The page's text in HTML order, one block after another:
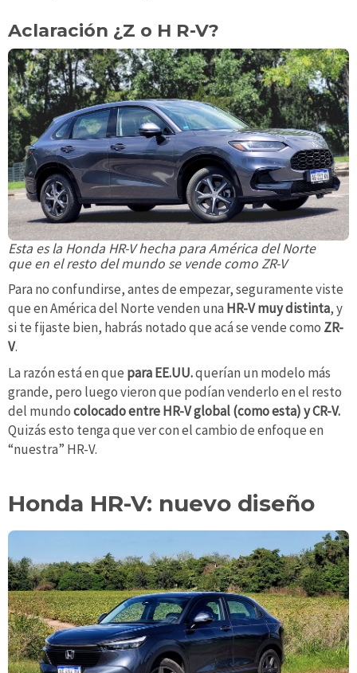
Aclaración ¿Z o H R-V?
Esta es la Honda HR-V hecha para América del Norte
que en el resto del mundo se vende como ZR-V
Para no confundirse, antes de empezar, seguramente viste
que en América del Norte venden una HR-V muy distinta, y
si te fijaste bien, habrás notado que acá se vende como ZR-
V.
La razón está en que para EE.UU.querían un modelo más
grande, pero luego vieron que podían venderlo en el resto
del mundocolocado entre HR-V global (como esta) y CR-V.
Quizás esto tenga que ver con el cambio de enfoque en
“nuestra” HR-V.
Honda HR-V: nuevo diseño